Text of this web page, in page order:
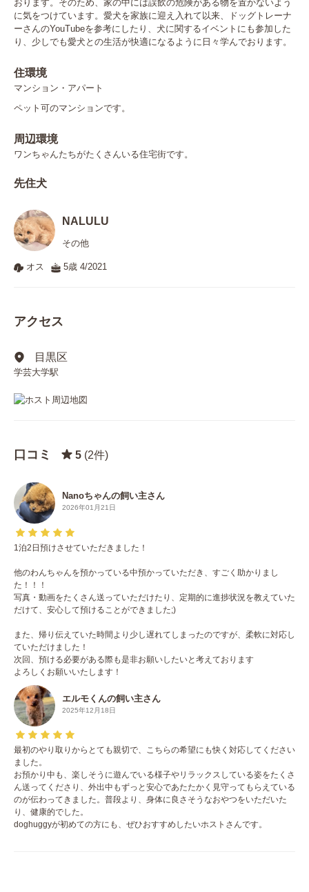
おります。そのため、家の中には誤飲の危険がある物を置かないよう
に気をつけています。愛犬を家族に迎え入れて以来、ドッグトレーナ
ーさんのYouTubeを参考にしたり、犬に関するイベントにも参加した
り、少しでも愛犬との生活が快適になるように日々学んでおります。
住環境
マンション・アパート
ペット可のマンションです。
周辺環境
ワンちゃんたちがたくさんいる住宅街です。
先住犬
NALULU
その他
オス 5歳 4/2021
アクセス
目黒区
学芸大学駅
口コミ 5 (2件)
Nanoちゃんの飼い主さん
2026年01月21日
1泊2日預けさせていただきました！
他のわんちゃんを預かっている中預かっていただき、すごく助かりまし
た！！！
写真・動画をたくさん送っていただけたり、定期的に進捗状況を教えていた
だけて、安心して預けることができました;)
また、帰り伝えていた時間より少し遅れてしまったのですが、柔軟に対応し
ていただけました！
次回、預ける必要がある際も是非お願いしたいと考えております
よろしくお願いいたします！
エルモくんの飼い主さん
2025年12月18日
最初のやり取りからとても親切で、こちらの希望にも快く対応してください
ました。
お預かり中も、楽しそうに遊んでいる様子やリラックスしている姿をたくさ
ん送ってくださり、外出中もずっと安心であたたかく見守ってもらえている
のが伝わってきました。普段より、身体に良さそうなおやつをいただいた
り、健康的でした。
doghuggyが初めての方にも、ぜひおすすめしたいホストさんです。